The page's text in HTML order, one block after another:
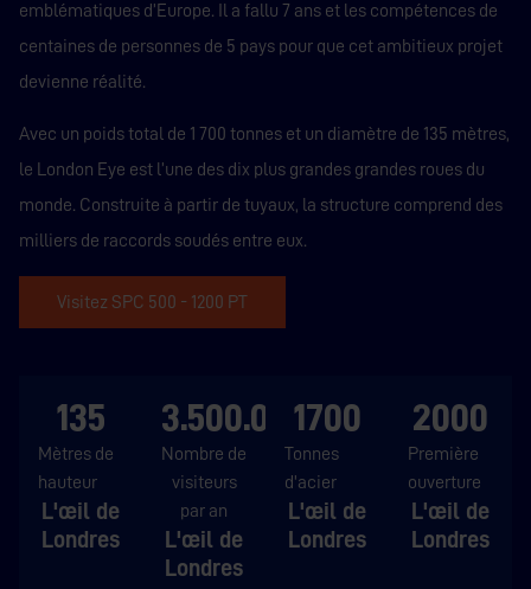
emblématiques d’Europe. Il a fallu 7 ans et les compétences de
centaines de personnes de 5 pays pour que cet ambitieux projet
devienne réalité.
Avec un poids total de 1 700 tonnes et un diamètre de 135 mètres,
le London Eye est l’une des dix plus grandes grandes roues du
monde. Construite à partir de tuyaux, la structure comprend des
milliers de raccords soudés entre eux.
Visitez SPC 500 - 1200 PT
135
Mètres de
hauteur
L'œil de
Londres
3.500.000
Nombre de
visiteurs
par an
L'œil de
Londres
1700
Tonnes
d'acier
L'œil de
Londres
2000
Première
ouverture
L'œil de
Londres